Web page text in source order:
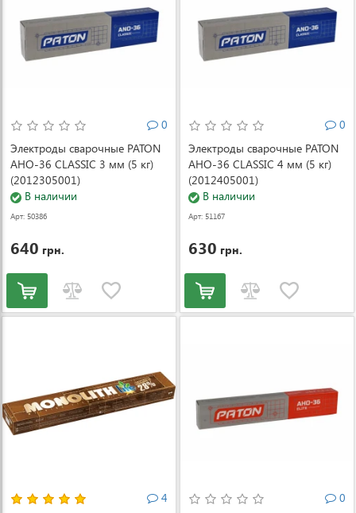
0
Электроды сварочные PATON
АНО-36 CLASSIC 3 мм (5 кг)
(2012305001)
В наличии
Арт: 50386
640 грн.
0
Электроды сварочные PATON
АНО-36 CLASSIC 4 мм (5 кг)
(2012405001)
В наличии
Арт: 51167
630 грн.
4
0